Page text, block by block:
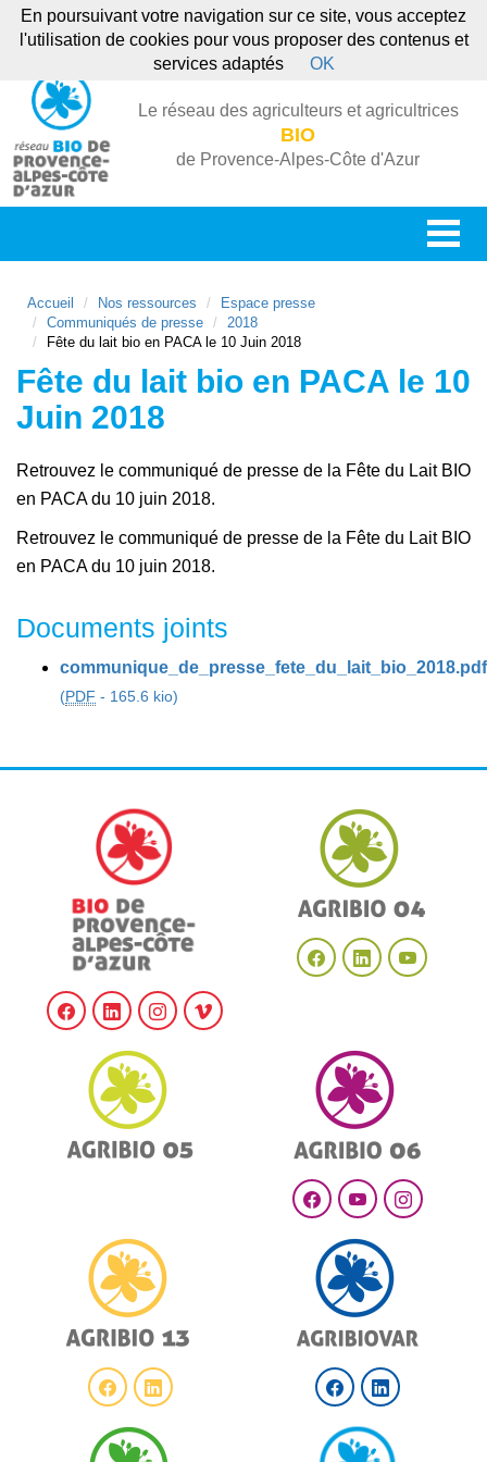
Le réseau des agriculteurs et agricultrices
BIO
de Provence-Alpes-Côte d'Azur
Accueil Nos ressources
Espace presse
Communiqués de presse
2018
Fête du lait bio en PACA le 10 Juin 2018
Fête du lait bio en PACA le 10
Juin 2018
Retrouvez le communiqué de presse de la Fête du Lait BIO
en PACA du 10 juin 2018.
Retrouvez le communiqué de presse de la Fête du Lait BIO
en PACA du 10 juin 2018.
Documents joints
communique_de_presse_fete_du_lait_bio_2018.pdf
(PDF - 165.6 kio)
En poursuivant votre navigation sur ce site, vous acceptez
l'utilisation de cookies pour vous proposer des contenus et
services adaptés
OK